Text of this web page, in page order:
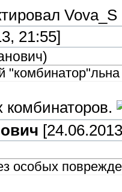
Vova_S
21:55]
)
комбинаторов.
особых